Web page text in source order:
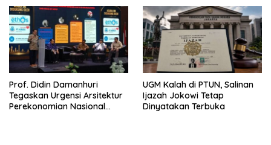
Prof. Didin Damanhuri
Tegaskan Urgensi Arsitektur
Perekonomian Nasional
UGM Kalah di PTUN, Salinan
Ijazah Jokowi Tetap
Dinyatakan Terbuka